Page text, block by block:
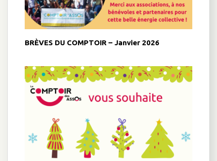
BRÈVES DU COMPTOIR – Janvier 2026